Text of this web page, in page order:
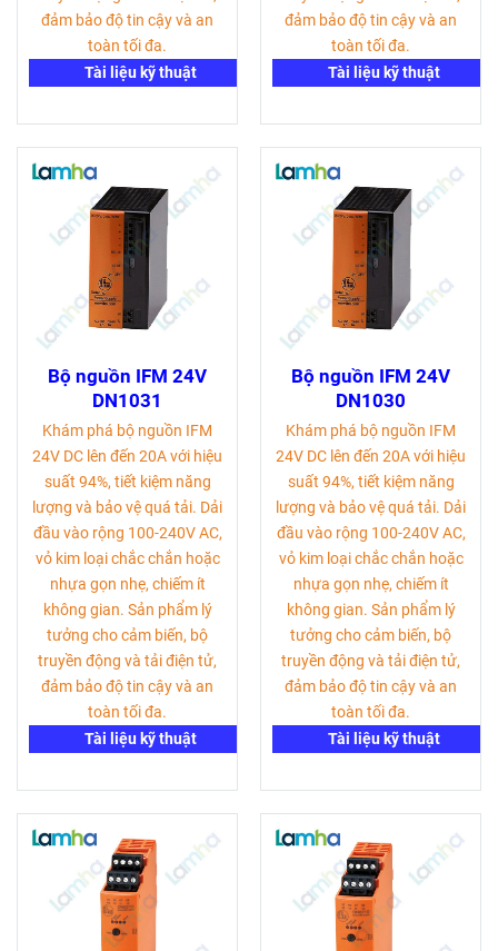
đảm bảo độ tin cậy và an
toàn tối đa.
Tài liệu kỹ thuật
đảm bảo độ tin cậy và an
toàn tối đa.
Tài liệu kỹ thuật
Bộ nguồn IFM 24V
DN1031
Khám phá bộ nguồn IFM
24V DC lên đến 20A với hiệu
suất 94%, tiết kiệm năng
lượng và bảo vệ quá tải. Dải
đầu vào rộng 100-240V AC,
vỏ kim loại chắc chắn hoặc
nhựa gọn nhẹ, chiếm ít
không gian. Sản phẩm lý
tưởng cho cảm biến, bộ
truyền động và tải điện tử,
đảm bảo độ tin cậy và an
toàn tối đa.
Tài liệu kỹ thuật
Bộ nguồn IFM 24V
DN1030
Khám phá bộ nguồn IFM
24V DC lên đến 20A với hiệu
suất 94%, tiết kiệm năng
lượng và bảo vệ quá tải. Dải
đầu vào rộng 100-240V AC,
vỏ kim loại chắc chắn hoặc
nhựa gọn nhẹ, chiếm ít
không gian. Sản phẩm lý
tưởng cho cảm biến, bộ
truyền động và tải điện tử,
đảm bảo độ tin cậy và an
toàn tối đa.
Tài liệu kỹ thuật